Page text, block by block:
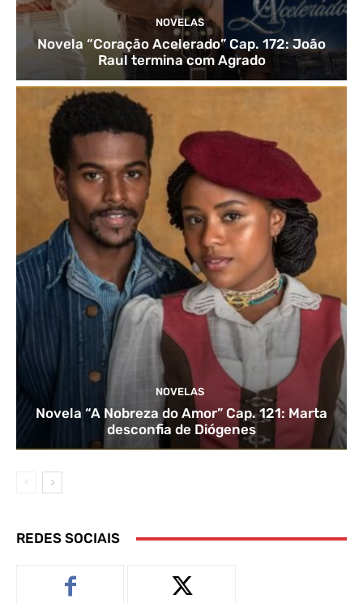
NOVELAS
Novela “Coração Acelerado” Cap. 172: João
Raul termina com Agrado
NOVELAS
Novela “A Nobreza do Amor” Cap. 121: Marta
desconfia de Diógenes
REDES SOCIAIS